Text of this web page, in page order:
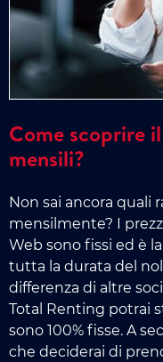
Come scoprire
mensili?
Non sai ancora quali
mensilmente? I
Web sono fissi ed è
tutta la durata del
differenza di altre
Total Renting potrai
sono 100% fisse. A
che deciderai di